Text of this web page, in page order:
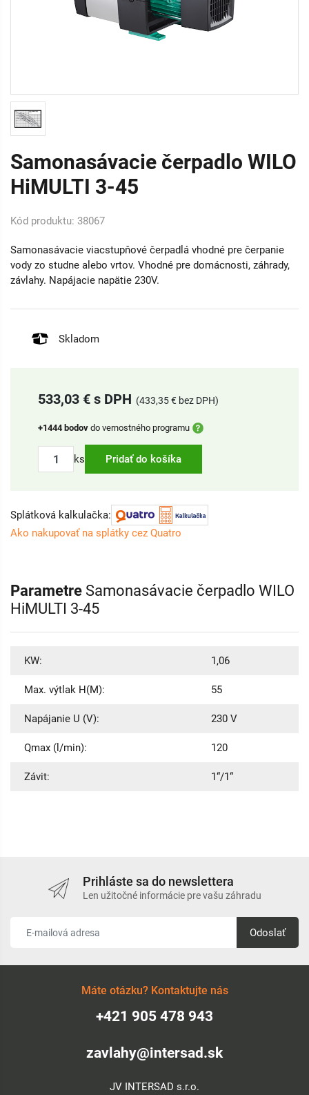
Samonasávacie čerpadlo WILO
HiMULTI 3-45
Kód produktu: 38067
Samonasávacie viacstupňové čerpadlá vhodné pre čerpanie
vody zo studne alebo vrtov. Vhodné pre domácnosti, záhrady,
závlahy. Napájacie napätie 230V.
Skladom
533,03 € s DPH (433,35 € bez DPH)
+1444 bodov do vernostného programu
ks Pridať do košíka
Splátková kalkulačka:
Ako nakupovať na splátky cez Quatro
Parametre Samonasávacie čerpadlo WILO
HiMULTI 3-45
KW: 1,06
Max. výtlak H(M): 55
Napájanie U (V): 230 V
Qmax (l/min): 120
Závit: 1“/1“
Prihláste sa do newslettera
Len užitočné informácie pre vašu záhradu
Odoslať
Máte otázku? Kontaktujte nás
+421 905 478 943
zavlahy@intersad.sk
JV INTERSAD s.r.o.